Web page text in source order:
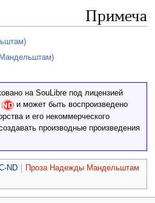
на SouLibre под лицензией
и может быть воспроизведено
и его некоммерческого
производные произведения
ND
Проза Надежды Мандельштам